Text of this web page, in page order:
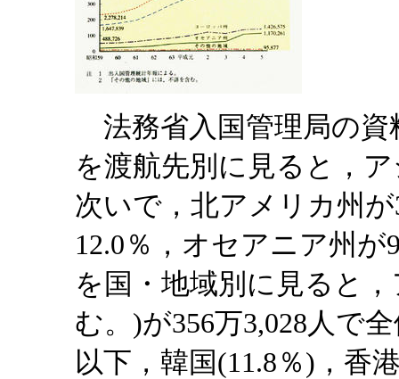
法務省入国管理局の資
を渡航先別に見ると，
次いで，北アメリカ州
12.0％，オセアニア州
を国・地域別に見ると
む。)が356万3,028人で
以下，韓国(11.8％)，香